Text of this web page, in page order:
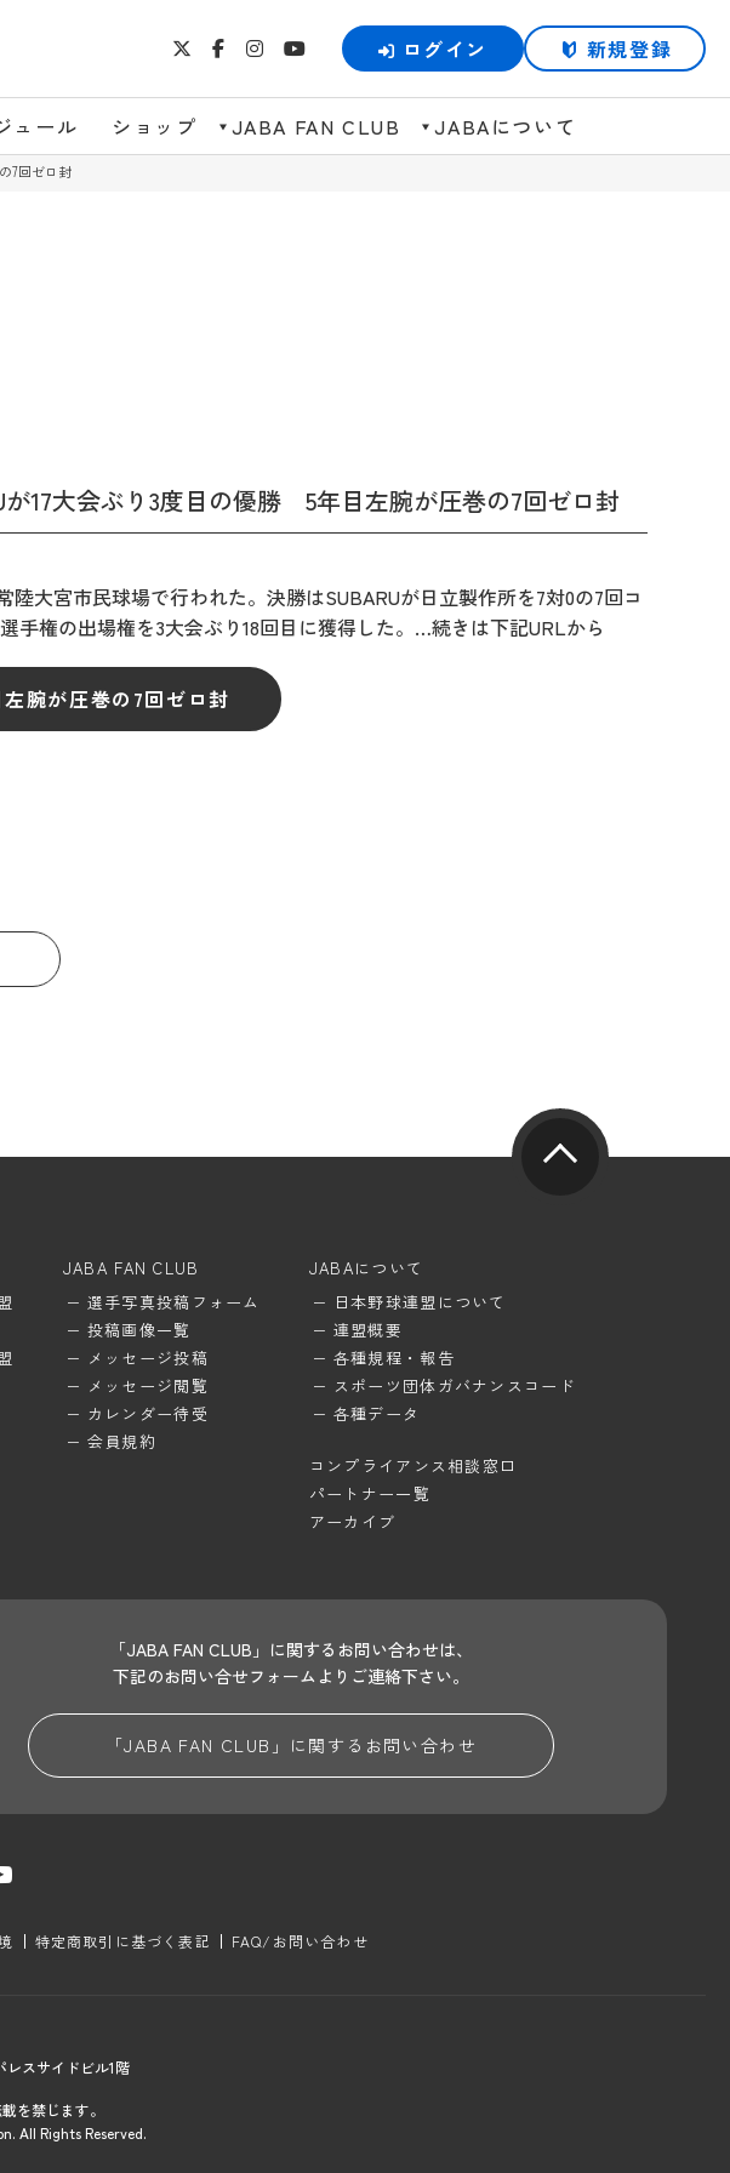
ログイン 新規登録
ュール ショップ JABA FAN CLUB JABAについて
7回ゼロ封
17大会ぶり3度目の優勝 5年目左腕が圧巻の7回ゼロ封
大宮市民球場で行われた。決勝はSUBARUが日立製作所を7対0の7回コ
手権の出場権を3大会ぶり18回目に獲得した。…続きは下記URLから
腕が圧巻の7回ゼロ封
JABA FAN CLUB
選手写真投稿フォーム
投稿画像一覧
メッセージ投稿
メッセージ閲覧
カレンダー待受
会員規約
JABAについて
日本野球連盟について
連盟概要
各種規程・報告
スポーツ団体ガバナンスコード
各種データ
コンプライアンス相談窓口
パートナー一覧
アーカイブ
「JABA FAN CLUB」に関するお問い合わせは、
下記のお問い合せフォームよりご連絡下さい。
「JABA FAN CLUB」に関する お問い合わせ
特定商取引に基づく表記 FAQ/お問い合わせ
スサイドビル1階
を禁じます。
All Rights Reserved.